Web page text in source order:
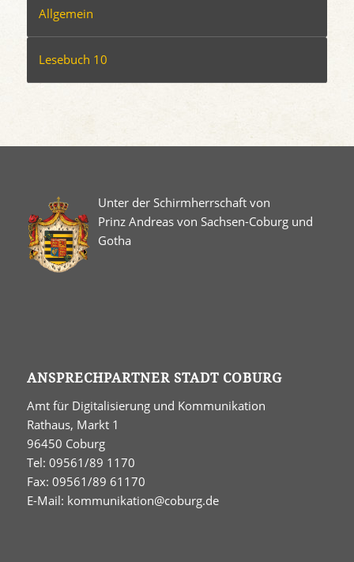
Allgemein
Lesebuch 10
Unter der Schirmherrschaft von
Prinz Andreas von Sachsen-Coburg und
Gotha
ANSPRECHPARTNER STADT COBURG
Amt für Digitalisierung und Kommunikation
Rathaus, Markt 1
96450 Coburg
Tel: 09561/89 1170
Fax: 09561/89 61170
E-Mail: kommunikation@coburg.de